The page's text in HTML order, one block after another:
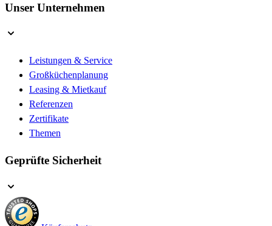
Unser Unternehmen
Leistungen & Service
Großküchenplanung
Leasing & Mietkauf
Referenzen
Zertifikate
Themen
Geprüfte Sicherheit